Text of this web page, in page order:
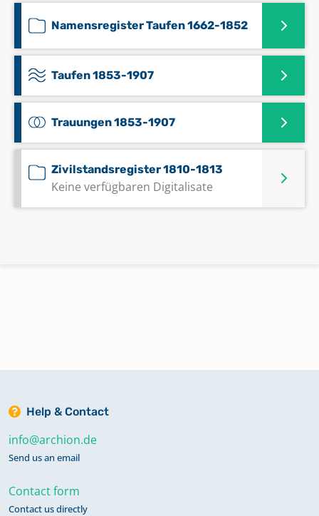
Namensregister Taufen 1662-1852
Taufen 1853-1907
Trauungen 1853-1907
Zivilstandsregister 1810-1813
Keine verfügbaren Digitalisate
Help & Contact
info@archion.de
Send us an email
Contact form
Contact us directly